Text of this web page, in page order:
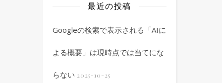
最近の投稿
Googleの検索で表示される「AIに
よる概要」は現時点では当てにな
らない 2025-10-25